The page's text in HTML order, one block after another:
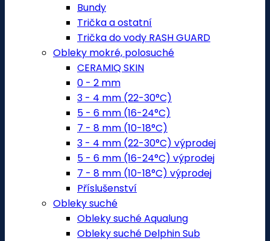
Bundy
Trička a ostatní
Trička do vody RASH GUARD
Obleky mokré, polosuché
CERAMIQ SKIN
0 - 2 mm
3 - 4 mm (22-30°C)
5 - 6 mm (16-24°C)
7 - 8 mm (10-18°C)
3 - 4 mm (22-30°C) výprodej
5 - 6 mm (16-24°C) výprodej
7 - 8 mm (10-18°C) výprodej
Příslušenství
Obleky suché
Obleky suché Aqualung
Obleky suché Delphin Sub